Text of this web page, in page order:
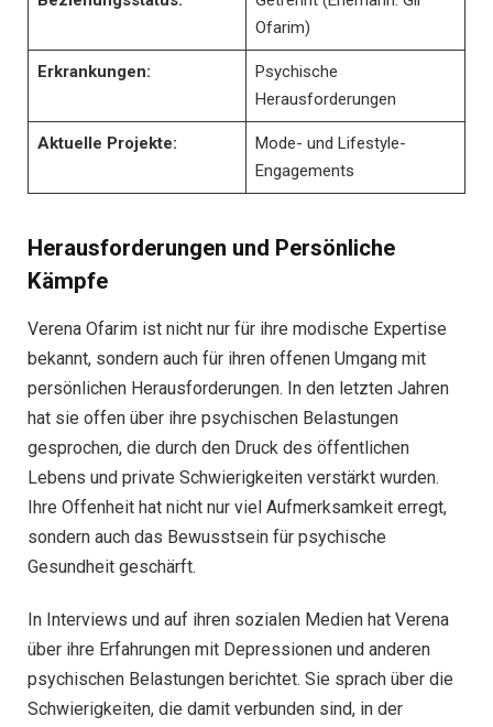
Ofarim)
Erkrankungen:
Psychische
Herausforderungen
Aktuelle Projekte:
Mode- und Lifestyle-
Engagements
Herausforderungen und Persönliche
Kämpfe
Verena Ofarim ist nicht nur für ihre modische Expertise
bekannt, sondern auch für ihren offenen Umgang mit
persönlichen Herausforderungen. In den letzten Jahren
hat sie offen über ihre psychischen Belastungen
gesprochen, die durch den Druck des öffentlichen
Lebens und private Schwierigkeiten verstärkt wurden.
Ihre Offenheit hat nicht nur viel Aufmerksamkeit erregt,
sondern auch das Bewusstsein für psychische
Gesundheit geschärft.
In Interviews und auf ihren sozialen Medien hat Verena
über ihre Erfahrungen mit Depressionen und anderen
psychischen Belastungen berichtet. Sie sprach über die
Schwierigkeiten, die damit verbunden sind, in der